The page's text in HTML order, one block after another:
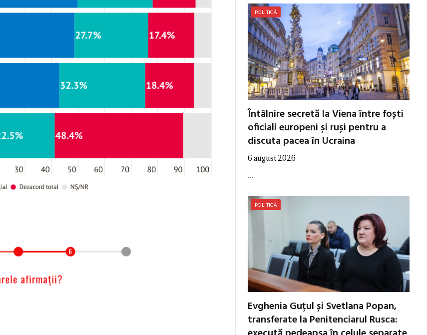
POLITICĂ
Întâlnire secretă la Viena între foști
oficiali europeni și ruși pentru a
discuta pacea în Ucraina
6 august 2026
…
POLITICĂ
Evghenia Guțul și Svetlana Popan,
transferate la Penitenciarul Rusca: